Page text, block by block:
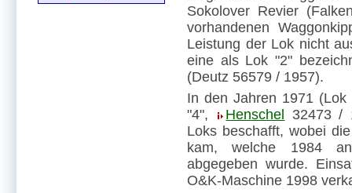
Sokolover Revier
vorhandenen
Leistung der Lok nicht
eine als Lok "2"
(Deutz 56579 / 1957).
In den Jahren 1971
"4",
Henschel
32473 /
Loks beschafft, wobei
kam, welche 1984
abgegeben wurde.
O&K-Maschine 1998